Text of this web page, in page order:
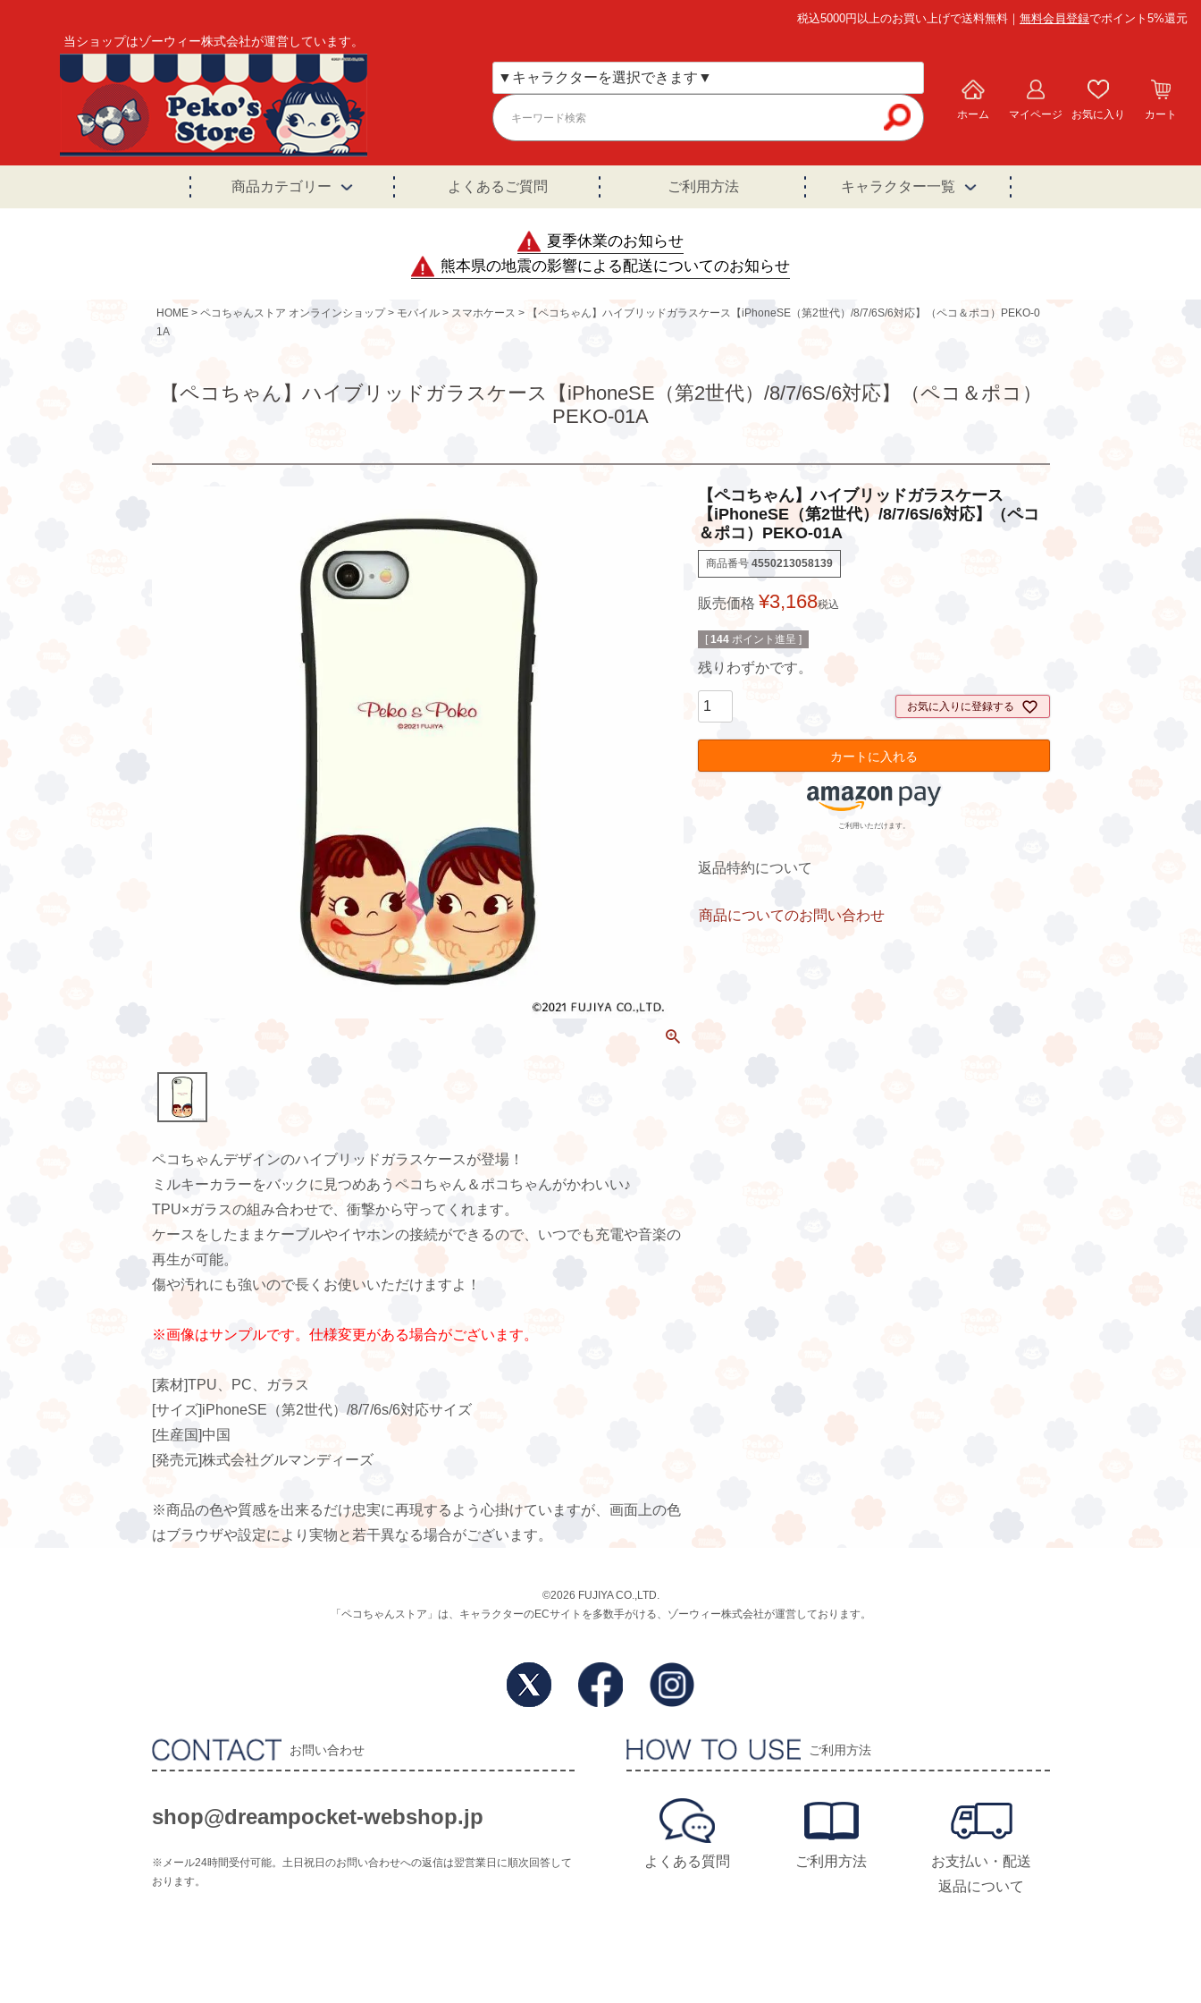
税込5000円以上のお買い上げで送料無料｜ 無料会員登録でポイント5%還元
当ショップはゾーウィー株式会社が運営しています。
ホーム マイページ お気に入り カート
商品カテゴリー よくあるご質問 ご利用方法 キャラクター一覧
夏季休業のお知らせ
熊本県の地震の影響による配送についてのお知らせ
HOME ペコちゃんストア オンラインショップ モバイル スマホケース
【ペコちゃん】ハイブリッドガラスケース【iPhoneSE（第2世代）/8/7/6S/6対応】（ペコ＆ポコ）PEKO-0
1A
【ペコちゃん】ハイブリッドガラスケース【iPhoneSE（第2世代）/8/7/6S/6対応】（ペコ＆ポコ）
PEKO-01A
【ペコちゃん】ハイブリッドガラスケース
【iPhoneSE（第2世代）/8/7/6S/6対応】（ペコ
＆ポコ）PEKO-01A
商品番号 4550213058139
販売価格 ¥3,168税込
[ 144 ポイント進呈 ]
残りわずかです。
お気に入りに登録する
カートに入れる
ご利用いただけます。
返品特約について
商品についてのお問い合わせ
ペコちゃんデザインのハイブリッドガラスケースが登場！
ミルキーカラーをバックに見つめあうペコちゃん＆ポコちゃんがかわいい♪
TPU×ガラスの組み合わせで、衝撃から守ってくれます。
ケースをしたままケーブルやイヤホンの接続ができるので、いつでも充電や音楽の
再生が可能。
傷や汚れにも強いので長くお使いいただけますよ！
※画像はサンプルです。仕様変更がある場合がございます。
[素材]TPU、PC、ガラス
[サイズ]iPhoneSE（第2世代）/8/7/6s/6対応サイズ
[生産国]中国
[発売元]株式会社グルマンディーズ
※商品の色や質感を出来るだけ忠実に再現するよう心掛けていますが、画面上の色
はブラウザや設定により実物と若干異なる場合がございます。
©2026 FUJIYA CO.,LTD.
「ペコちゃんストア」は、キャラクターのECサイトを多数手がける、ゾーウィー株式会社が運営しております。
お問い合わせ
shop@dreampocket-webshop.jp
※メール24時間受付可能。土日祝日のお問い合わせへの返信は翌営業日に順次回答して
おります。
ご利用方法
よくある質問 ご利用方法
お支払い・配送
返品について